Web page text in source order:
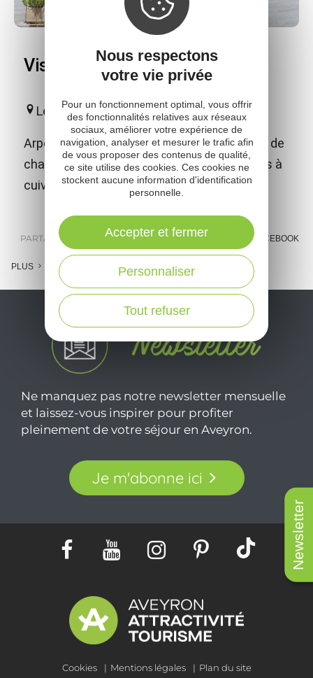
Newsletter
Visitez La Bastide l'Evêque
Le Bas Ségala
Arpentez les ruelles de cette bastide pleine de
charme et découvrez les insolites martinets à
cuivre.
PARTAGER : E-MAIL MESSENGER FACEBOOK
PLUS
Ne manquez pas notre newsletter mensuelle
et laissez-vous inspirer pour profiter
pleinement de votre séjour en Aveyron.
Je m'abonne ici
Cookies Mentions légales Plan du site
Nous respectons
votre vie privée
Pour un fonctionnement optimal, vous offrir
des fonctionnalités relatives aux réseaux
sociaux, améliorer votre expérience de
navigation, analyser et mesurer le trafic afin
de vous proposer des contenus de qualité,
ce site utilise des cookies. Ces cookies ne
stockent aucune information d'identification
personnelle.
Tout refuser
Personnaliser
Accepter et fermer